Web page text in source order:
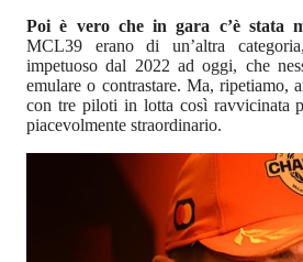
Poi è vero che in gara c’è stata
MCL39 erano di un’altra
impetuoso dal 2022 ad oggi, che
emulare o contrastare. Ma, ripetiamo,
con tre piloti in lotta così ravvicinata
piacevolmente straordinario.